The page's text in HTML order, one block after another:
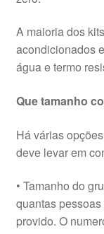
A maioria dos
acondicionados
água e termo
Que tamanho
Há várias
deve levar em
• Tamanho do
quantas
provido. O